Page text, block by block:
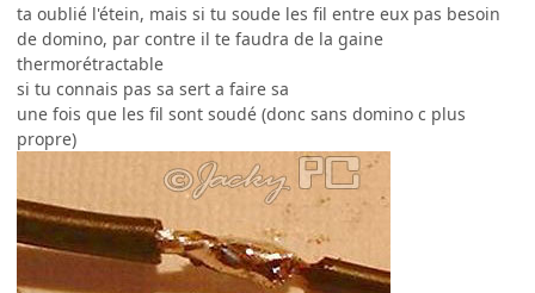
ta oublié l'étein, mais si tu soude les fil entre eux pas besoin
de domino, par contre il te faudra de la gaine
thermorétractable
si tu connais pas sa sert a faire sa
une fois que les fil sont soudé (donc sans domino c plus
propre)